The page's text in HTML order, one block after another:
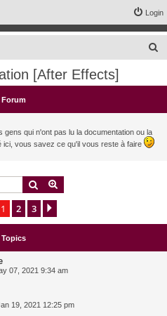
Login
c
[After Effects]
Forum
qui n'ont pas lu la documentation ou la
ici, vous savez ce qu'il vous reste à faire
Search
1 2 3
Topics
07, 2021 9:34 am
19, 2021 12:25 pm